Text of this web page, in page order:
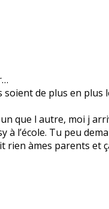
de plus en plus
que l autre, moi j
l’école. Tu peu
àmes parents et